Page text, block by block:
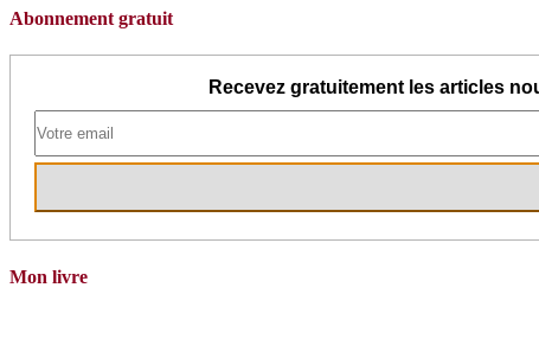
Abonnement gratuit
Recevez gratuitement les articles
Mon livre